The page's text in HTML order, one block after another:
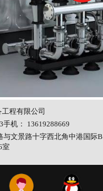
程有限公司
手机： 13619288669
文景路十字西北角中港国际B
室